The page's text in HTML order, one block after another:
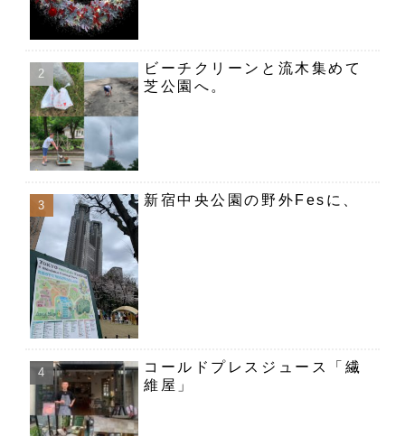
ビーチクリーンと流木集めて
芝公園へ。
新宿中央公園の野外Fesに、
コールドプレスジュース「繊
維屋」